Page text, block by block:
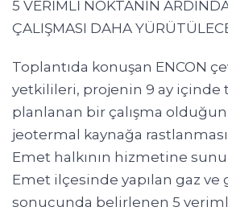
5 VERİMLİ NOKTANIN
ÇALIŞMASI DAHA
Toplantıda konuşan ENCON
yetkilileri, projenin 9 ay içinde
planlanan bir çalışma
jeotermal kaynağa
Emet halkının hizmetine
Emet ilçesinde yapılan gaz
sonucunda belirlenen 5